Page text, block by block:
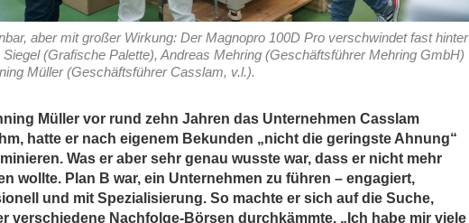
aber mit großer Wirkung: Der Magnopro 100D Pro verschwindet fast hinter
(Grafische Palette), Andreas Mehring (Geschäftsführer Mehring GmbH)
Müller (Geschäftsführer Casslam, v.l.).
Müller vor rund zehn Jahren das Unternehmen Casslam
hatte er nach eigenem Bekunden „nicht die geringste Ahnung“
Was er aber sehr genau wusste war, dass er nicht mehr
wollte. Plan B war, ein Unternehmen zu führen – engagiert,
und mit Spezialisierung. So machte er sich auf die Suche,
verschiedene Nachfolge-Börsen durchkämmte. „Ich habe mir viele